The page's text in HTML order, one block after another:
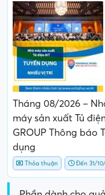
Tháng 08/2026 –
máy sản xuất Tủ
GROUP Thông báo
dụng
Thỏa thuận Đến 31/